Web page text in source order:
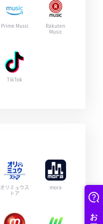
Prime Music
Rakuten
Music
TikTok
オリミュウス
トア
mora